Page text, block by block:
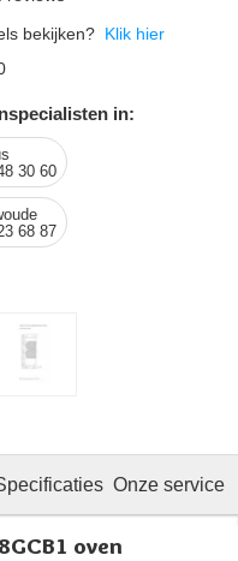
bekijken? Klik hier
in:
30 60
68 87
Onze service
oven